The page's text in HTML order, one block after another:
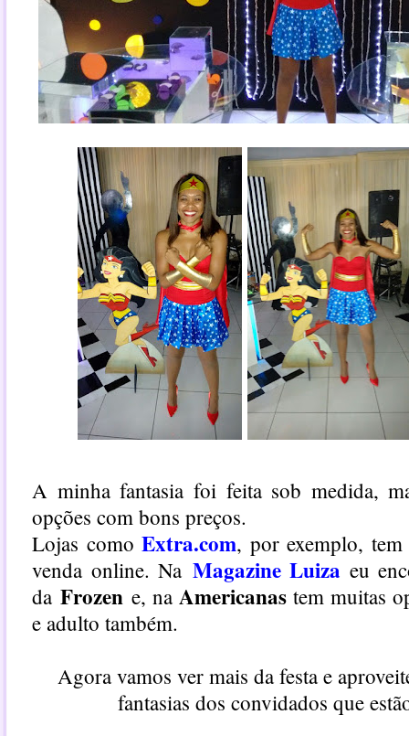
A minha fantasia foi feita sob medida,
opções com bons preços.
Lojas comoExtra.com, por exemplo, tem
venda online. Na Magazine Luiza eu
da Frozen e, na Americanas tem muitas
e adulto também.
Agora vamos ver mais da festa e
fantasias dos convidados que